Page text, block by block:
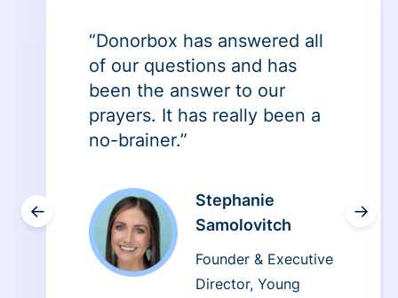
←
“Donorbox has answered all
of our questions and has
been the answer to our
prayers. It has really been a
no-brainer.”
Stephanie
Samolovitch
Founder & Executive
Director, Young
→